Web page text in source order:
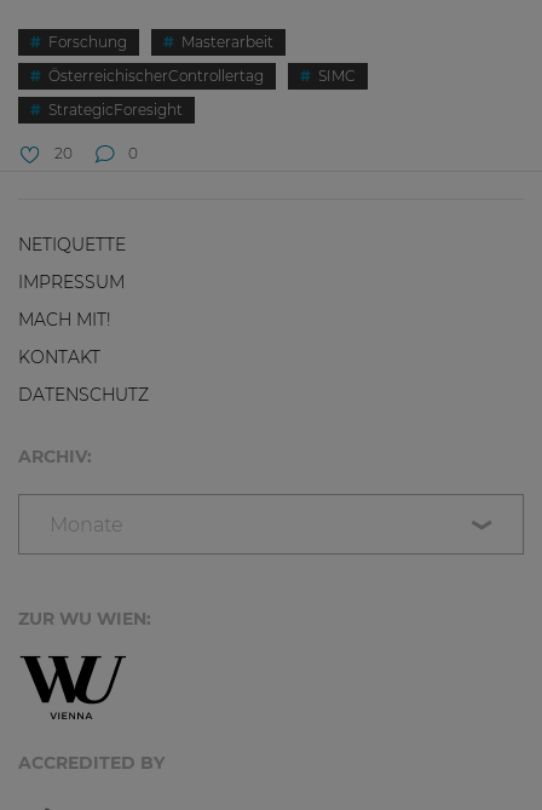
Forschung
Masterarbeit
ÖsterreichischerControllertag
SIMC
StrategicForesight
20 0
NETIQUETTE
IMPRESSUM
MACH MIT!
KONTAKT
DATENSCHUTZ
ARCHIV:
Monate
ZUR WU WIEN:
ACCREDITED BY